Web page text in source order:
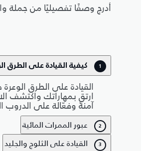
أدرج وصفًا تفصيليًا من جملة
1 كيفية القيادة على الطرق
القيادة على الطرق
ارتقِ بمهاراتك واكتشف
آمنة وفعّالة على الدروب
2 عبور الممرات المائية
3 القيادة على الثلوج والجليد